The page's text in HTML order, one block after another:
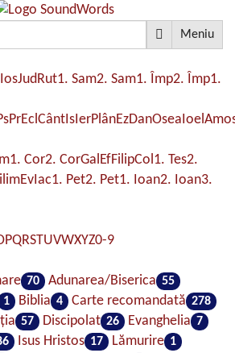
Meniu
IosJudRut1. Sam2. Sam1. Împ2. Împ1.
PrEclCântIsIerPlânEzDanOseaIoel
1. Cor2. CorGalEfFilipCol1. Tes2.
EvIac1. Pet2. Pet1. Ioan2. Ioan3.
PQRSTUVWXYZ0-9
70 Adunarea/Biserica 55
1 Biblia 4 Carte recomandată 278
57 Discipolat 26 Evanghelia 7
Isus Hristos 17 Lămurire 1